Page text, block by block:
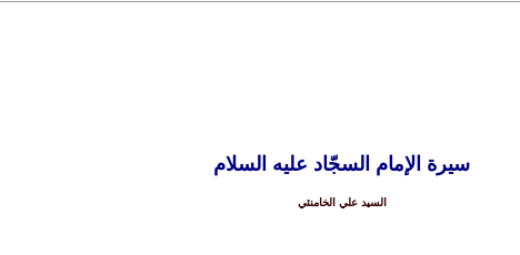
سيرة الإمام السجّاد عليه السلام
السيد علي الخامنئي